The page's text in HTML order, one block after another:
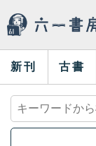
新刊 古書